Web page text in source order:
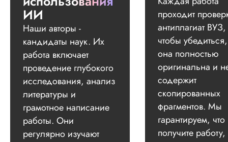
ИИ
Наши авторы -
кандидаты наук. Их
работа включает
проведение глубокого
исследования, анализ
литературы и
грамотное написание
работы. Они
регулярно изучают
проходит
антиплагиат ВУЗ,
чтобы
она полностью
оригинальна и
содержит
скопированных
фрагментов. Мы
гарантируем,
получите работу,